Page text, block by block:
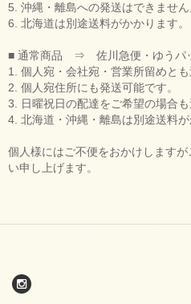
5. 沖縄・離島への発送はできません
6. 北海道は別途送料がかかります。
■ 通常商品 ⇒ 佐川急便・ゆうパッ
1. 個人宛・会社宛・営業所留めとも
2. 個人宛住所にも発送可能です。
3. 日曜祝日の配達をご希望の場合も
4. 北海道・沖縄・離島は別途送料が
個人様にはご不便をおかけします
い申し上げます。